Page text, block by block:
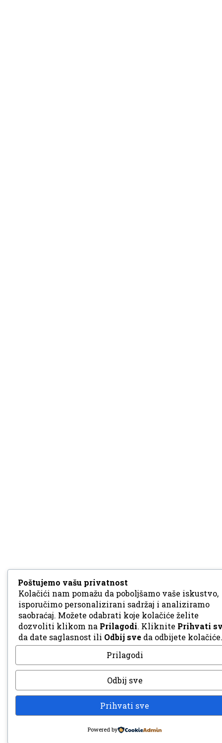
Poštujemo vašu privatnost
Kolačići nam pomažu da poboljšamo vaše iskustvo,
isporučimo personalizirani sadržaj i analiziramo
saobraćaj. Možete odabrati koje kolačiće želite
dozvoliti klikom na Prilagodi. Kliknite Prihvati
da date saglasnost ili Odbij sve da odbijete kolačiće.
Prilagodi
Odbij sve
Prihvati sve
Powered by